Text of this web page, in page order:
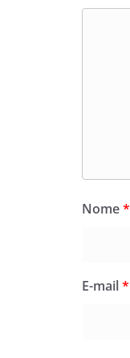
Nome*
E-mail*